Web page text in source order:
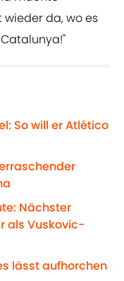
wieder da, wo es
So will er Atlético
Nächster
als Vuskovic-
lässt aufhorchen